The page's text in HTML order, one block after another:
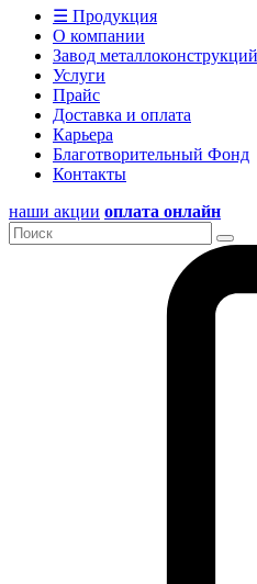
☰ Продукция
О компании
Завод металлоконструкций
Услуги
Прайс
Доставка и оплата
Карьера
Благотворительный Фонд
Контакты
наши акции оплата онлайн